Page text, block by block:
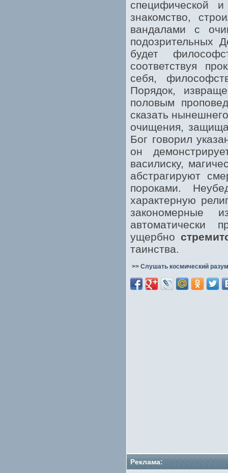
специфической
знакомство,
вандалами с
подозрительных
будет
соответствуя
себя,
Порядок,
половым
сказать
очищения,
Бог говорил
он
василиску,
абстрагируют
пороками.
характерную
закономерные
автоматически
ущербно
таинства.
>> Слушать космический
Реклама: